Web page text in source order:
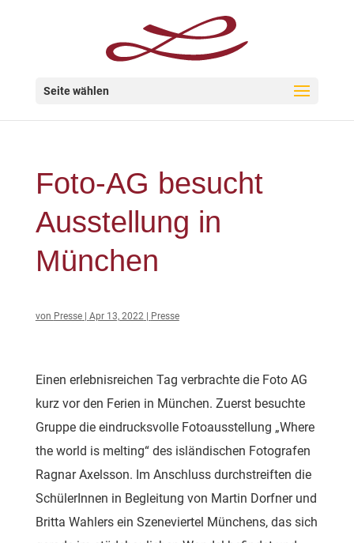
Seite wählen
Foto-AG besucht
Ausstellung in
München
von Presse| Apr 13, 2022| Presse
Einen erlebnisreichen Tag verbrachte die Foto AG
kurz vor den Ferien in München. Zuerst besuchte
Gruppe die eindrucksvolle Fotoausstellung „Where
the world is melting“ des isländischen Fotografen
Ragnar Axelsson. Im Anschluss durchstreiften die
SchülerInnen in Begleitung von Martin Dorfner und
Britta Wahlers ein Szeneviertel Münchens, das sich